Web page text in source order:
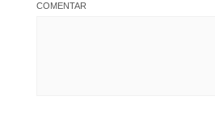
COMENTAR